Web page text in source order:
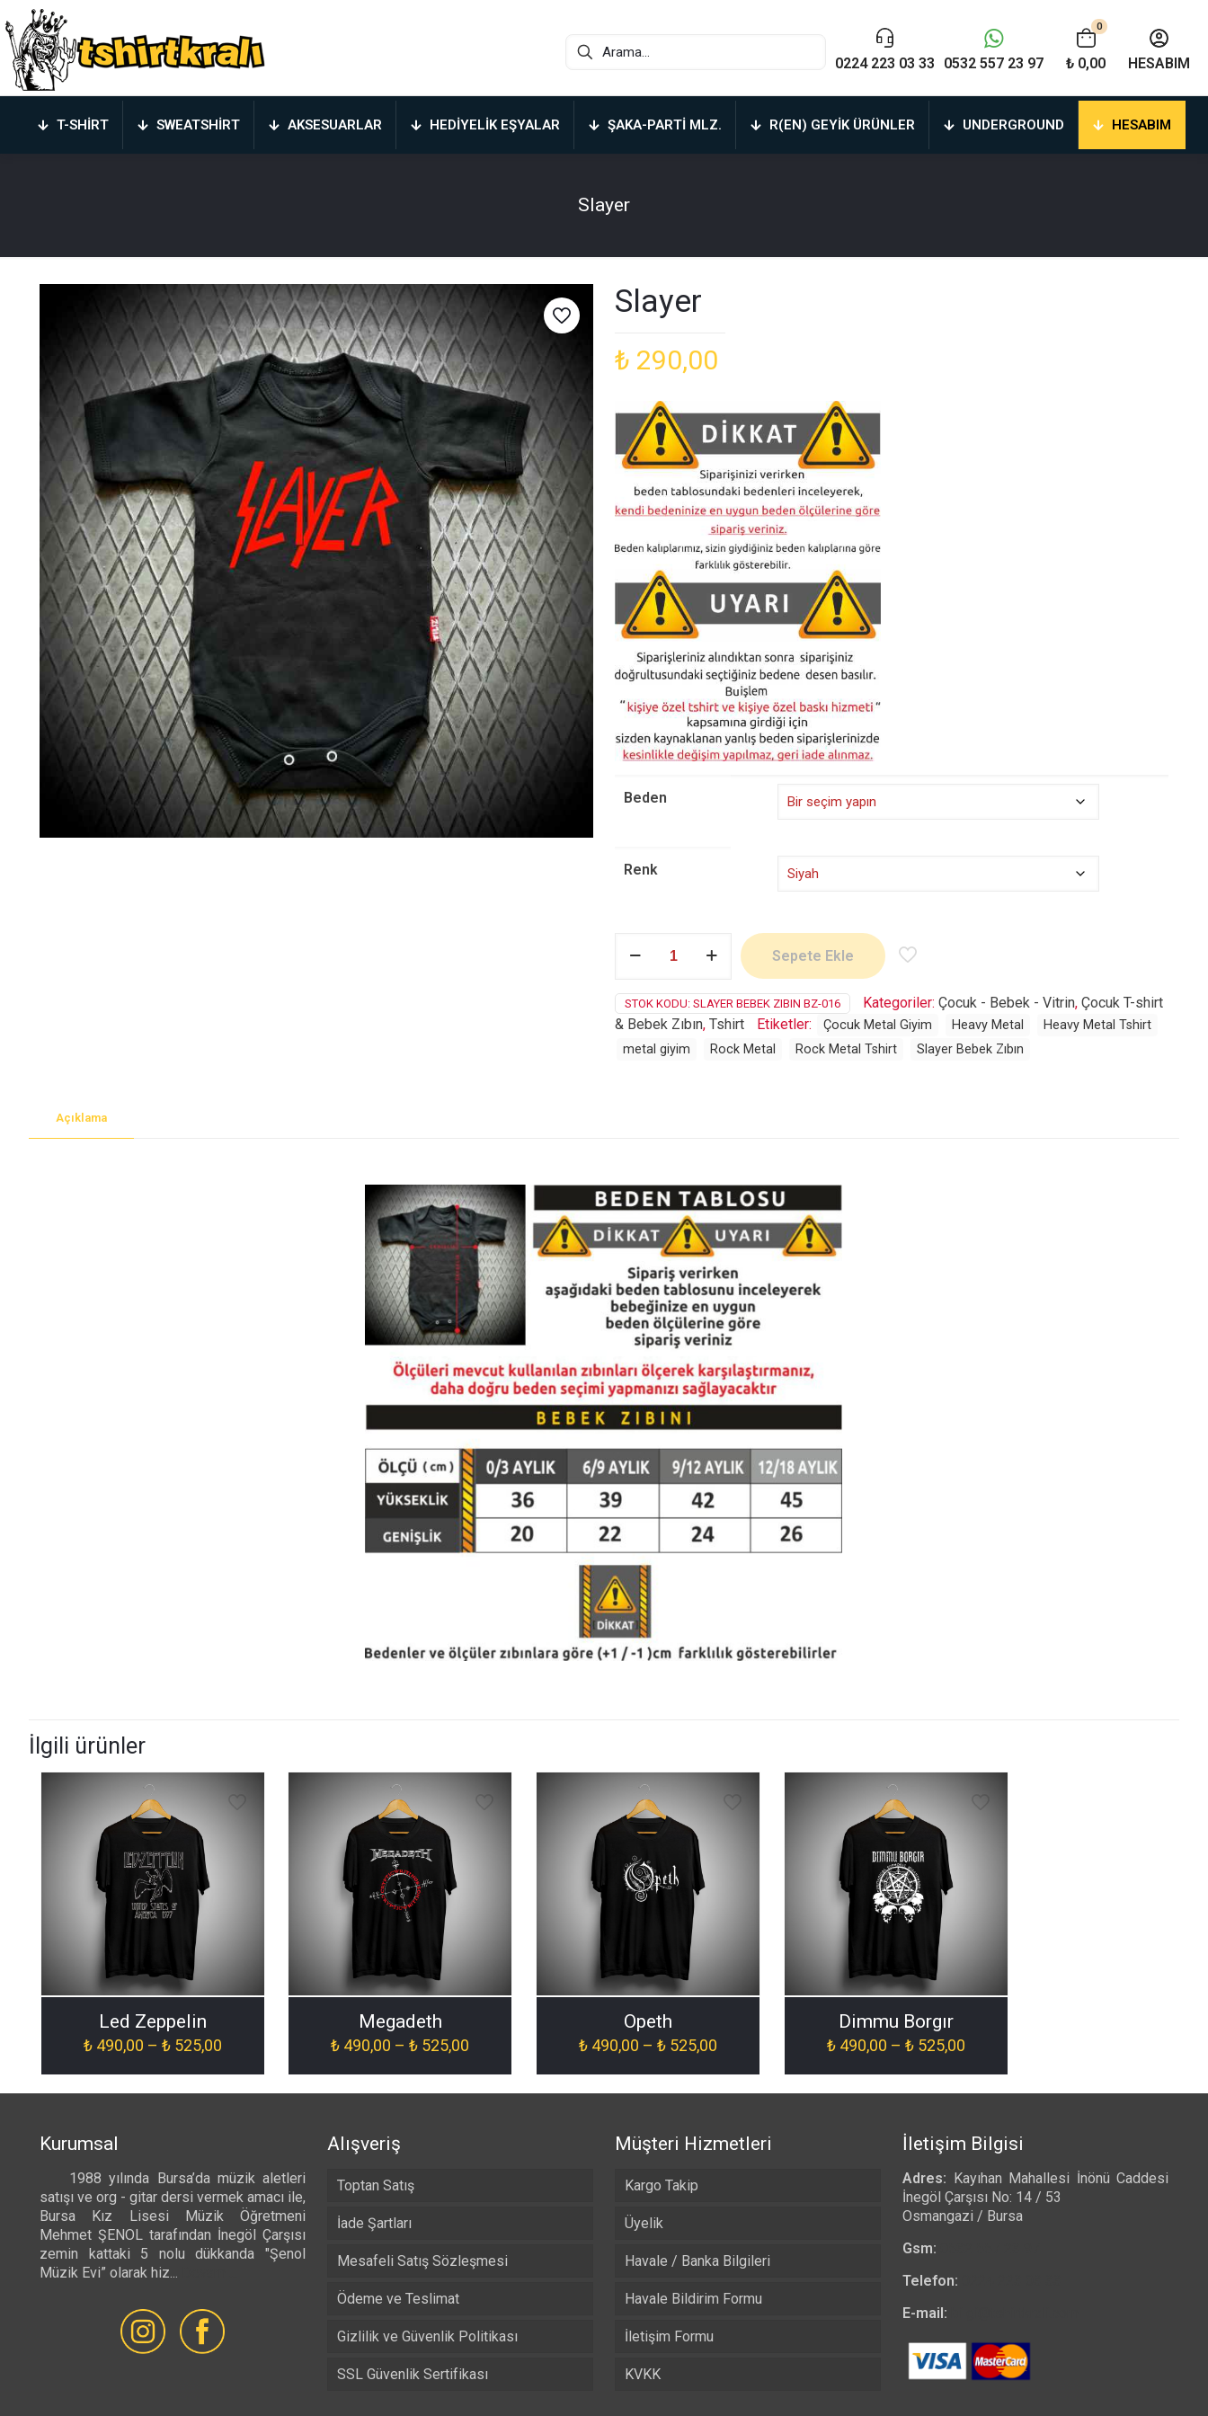
0224 223 03 33 0532 557 23 97
0
₺ 0,00 HESABIM
T-SHIRT SWEATSHIRT AKSESUARLAR HEDIYELIK EŞYALAR ŞAKA-PARTI MLZ. R(EN) GEYIK ÜRÜNLER UNDERGROUND HESABIM
Slayer
Slayer
₺ 290,00
Beden
Renk
adet
Sepete Ekle
STOK KODU: SLAYER BEBEK ZIBIN BZ-016 Kategoriler: Çocuk - Bebek - Vitrin, Çocuk T-shirt
& Bebek Zıbın, Tshirt Etiketler: Çocuk Metal Giyim Heavy Metal
Heavy Metal Tshirt
metal giyim
Rock Metal Rock Metal Tshirt Slayer Bebek Zıbın
Açıklama
İlgili ürünler
Led Zeppelin
₺490,00 – ₺525,00Fiyat
Megadeth
₺ 490,00 –₺ 525,00
Opeth
₺490,00 – ₺525,00Fiyat
Dimmu Borgır
₺490,00 – ₺525,00Fiyat
Kurumsal
1988 yılında Bursa’da müzik aletleri
satışı ve org - gitar dersi vermek amacı ile,
Bursa Kız Lisesi Müzik Öğretmeni
Mehmet ŞENOL tarafından İnegöl Çarşısı
zemin kattaki 5 nolu dükkanda "Şenol
Müzik Evi” olarak hiz...
Alışveriş
Toptan Satış
İade Şartları
Mesafeli Satış Sözleşmesi
Ödeme ve Teslimat
Gizlilik ve Güvenlik Politikası
SSL Güvenlik Sertifikası
Müşteri Hizmetleri
Kargo Takip
Üyelik
Havale / Banka Bilgileri
Havale Bildirim Formu
İletişim Formu
KVKK
İletişim Bilgisi
Adres: Kayıhan Mahallesi İnönü Caddesi
İnegöl Çarşısı No: 14 / 53
Osmangazi / Bursa
Gsm:
Telefon:
E-mail: